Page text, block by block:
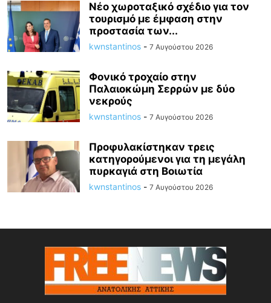
Νέο χωροταξικό σχέδιο για τον
τουρισμό με έμφαση στην
προστασία των...
kwnstantinos - 7 Αυγούστου 2026
Φονικό τροχαίο στην
Παλαιοκώμη Σερρών με δύο
νεκρούς
kwnstantinos - 7 Αυγούστου 2026
Προφυλακίστηκαν τρεις
κατηγορούμενοι για τη μεγάλη
πυρκαγιά στη Βοιωτία
kwnstantinos - 7 Αυγούστου 2026